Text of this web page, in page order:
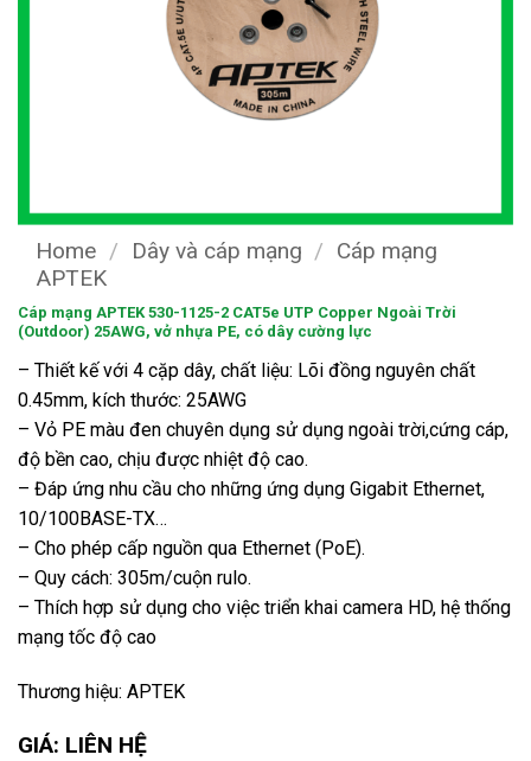
Home / Dây và cáp mạng / Cáp mạng
APTEK
Cáp mạng APTEK 530-1125-2 CAT5e UTP Copper Ngoài Trời
(Outdoor) 25AWG, vở nhựa PE, có dây cường lực
– Thiết kế với 4 cặp dây, chất liệu: Lõi đồng nguyên chất
0.45mm, kích thước: 25AWG
– Vỏ PE màu đen chuyên dụng sử dụng ngoài trời,cứng cáp,
độ bền cao, chịu được nhiệt độ cao.
– Đáp ứng nhu cầu cho những ứng dụng Gigabit Ethernet,
10/100BASE-TX…
– Cho phép cấp nguồn qua Ethernet (PoE).
– Quy cách: 305m/cuộn rulo.
– Thích hợp sử dụng cho việc triển khai camera HD, hệ thống
mạng tốc độ cao
Thương hiệu: APTEK
GIÁ: LIÊN HỆ